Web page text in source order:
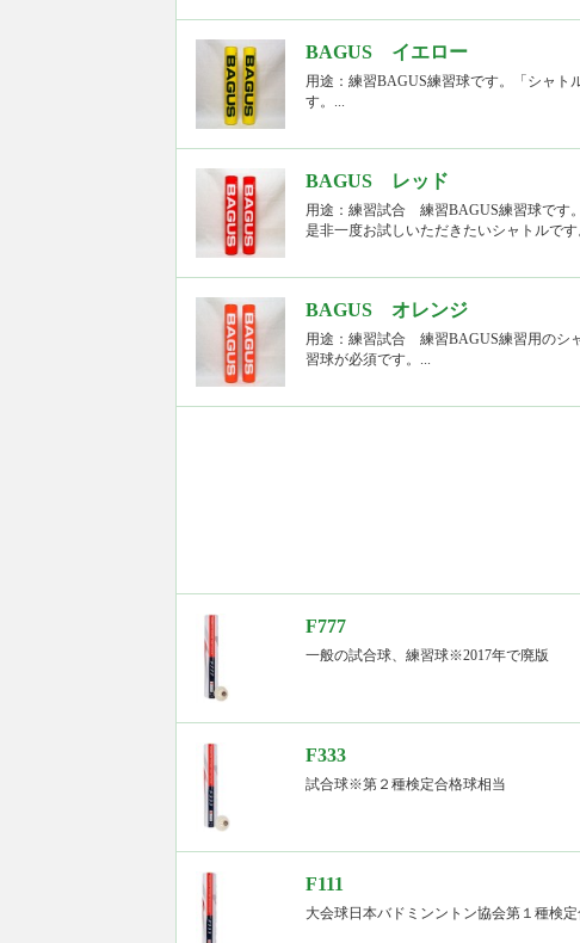
BAGUS イエロー
用途：練習BAGUS練習球です。「シャト
す。...
BAGUS レッド
用途：練習試合 練習BAGUS練習球です
是非一度お試しいただきたいシャトルです
BAGUS オレンジ
用途：練習試合 練習BAGUS練習用のシ
習球が必須です。...
F777
一般の試合球、練習球※2017年で廃版
F333
試合球※第２種検定合格球相当
F111
大会球日本バドミンントン協会第１種検